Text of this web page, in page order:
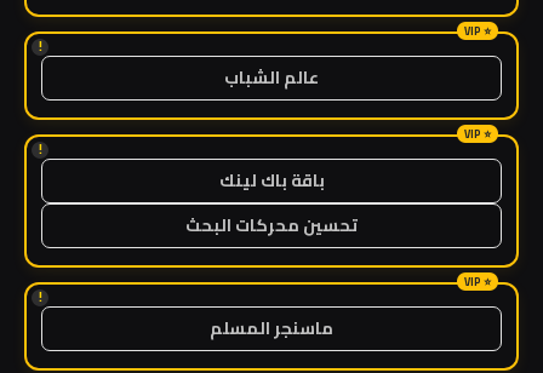
!
عالم الشباب
!
باقة باك لينك
تحسين محركات البحث
!
ماسنجر المسلم